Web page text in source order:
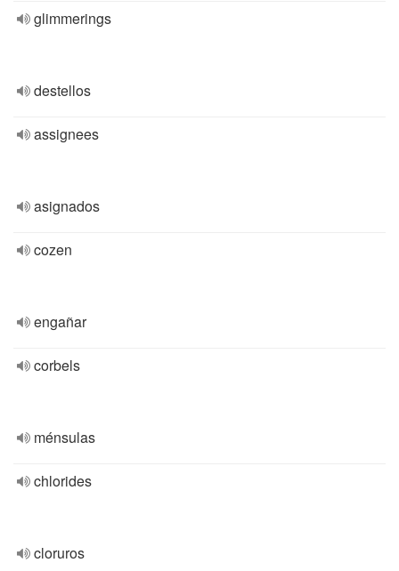
glimmerings
destellos
assignees
asignados
cozen
engañar
corbels
ménsulas
chlorides
cloruros